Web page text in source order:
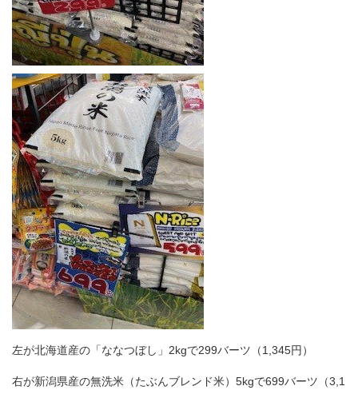
左が北海道産の「ななつぼし」2kgで299バーツ（1,345円）
右が新潟県産の無洗米（たぶんブレンド米）5kgで699バーツ（3,1